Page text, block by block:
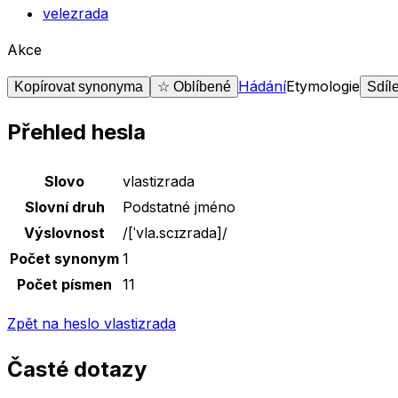
velezrada
Akce
Kopírovat synonyma ☆ Oblíbené HádáníEtymologie
Přehled hesla
Základní údaje o slověvlastizrada
Slovo
vlastizrada
Slovní druh
Podstatné jméno
Výslovnost
/[ˈvla.scɪzrada] /
Počet synonym 1
Počet písmen
11
Zpět na heslo vlastizrada
Časté dotazy